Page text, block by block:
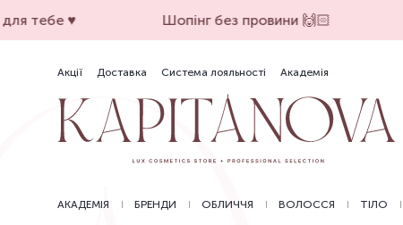
тебе ♥️ Шопінг без провини 🙌🏻
Акції Доставка Система лояльності Академія
АКАДЕМІЯ БРЕНДИ ОБЛИЧЧЯ ВОЛОССЯ ТІЛО